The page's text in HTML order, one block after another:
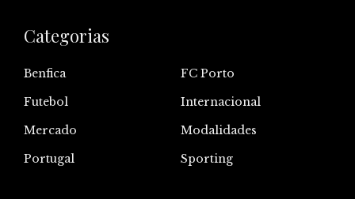
Categorias
Benfica
FC Porto
Futebol
Internacional
Mercado
Modalidades
Portugal
Sporting